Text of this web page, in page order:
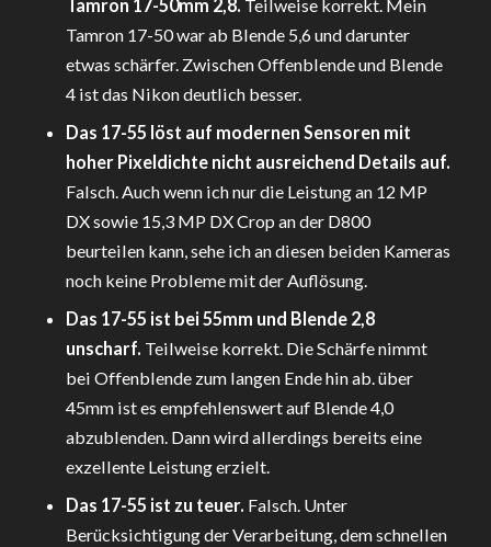
Tamron 17-50mm 2,8. Teilweise korrekt. Mein
Tamron 17-50 war ab Blende 5,6 und darunter
etwas schärfer. Zwischen Offenblende und Blende
4 ist das Nikon deutlich besser.
Das 17-55 löst auf modernen Sensoren mit
hoher Pixeldichte nicht ausreichend Details auf.
Falsch. Auch wenn ich nur die Leistung an 12 MP
DX sowie 15,3 MP DX Crop an der D800
beurteilen kann, sehe ich an diesen beiden Kameras
noch keine Probleme mit der Auflösung.
Das 17-55 ist bei 55mm und Blende 2,8
unscharf. Teilweise korrekt. Die Schärfe nimmt
bei Offenblende zum langen Ende hin ab. über
45mm ist es empfehlenswert auf Blende 4,0
abzublenden. Dann wird allerdings bereits eine
exzellente Leistung erzielt.
Das 17-55 ist zu teuer. Falsch. Unter
Berücksichtigung der Verarbeitung, dem schnellen